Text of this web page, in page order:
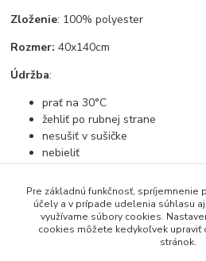
Zloženie: 100% polyester
Rozmer: 40x140cm
Údržba:
prať na 30°C
žehliť po rubnej strane
nesušiť v sušičke
nebieliť
Tovar zaradený v
Pre základnú funkčnosť, spríjemnenie
účely a v prípade udelenia súhlasu
využívame súbory cookies.
cookies môžete kedykoľvek upraviť
stránok.